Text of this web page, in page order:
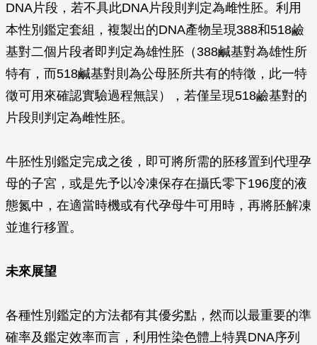
DNA片段，若不具此DNA片段則判定為雌性胚。利用
本性別鑑定套組，複製出的DNA產物呈現388和518鹼
基對二個片段者即判定為雄性胚（388鹹基對為雄性所
特有，而518鹹基對則為公母胚所共有的特徵，此一特
徵可用來確認實驗過程無誤），若僅呈現518鹼基對的
片段則判定為雌性胚。
牛胚性別鑑定完成之後，即可將所需的胚移置到代理孕
母的子宮，或是先予以冷凍保存在攝氏零下196度的液
態氮中，在適當時機或有代孕母牛可用時，再將胚解凍
並進行移置。
未來展望
各種性別鑑定的方法都有其優劣點，然而以最重要的準
確率及鑑定效率而言，利用性染色體上特異DNA序列